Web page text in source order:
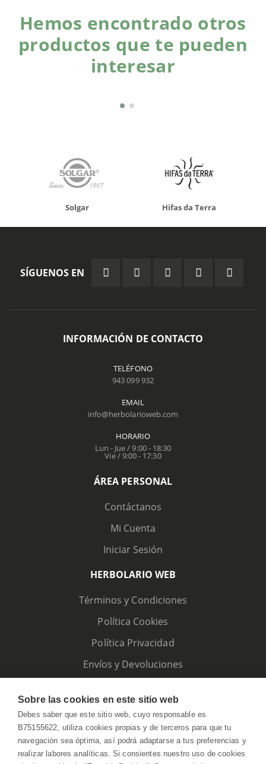
Hemos encontrado otros
productos que te pueden
interesar
Solgar Hifas da Terra
SÍGUENOS EN
INFORMACIÓN DE CONTACTO
TELÉFONO
943 099 932
EMAIL
info@herbolarioweb.com
HORARIO
Lun - Jue / 9:00 - 18:30
Vie / 9:00 - 17:30
ÁREA PERSONAL
Contáctanos
Mi Cuenta
Iniciar Sesión
HERBOLARIO WEB
Términos y Condiciones
Política Cookies
Política Privacidad
Envíos y Devoluciones
Sobre las cookies en este sitio web
Debes saber que este sitio web, cuyo responsable es
B75155622, utiliza cookies propias y de terceros para que tu
navegación sea óptima, así podrá adaptarse a tus preferencias y
realizar labores analíticas. Si consientes nuestro uso de cookies